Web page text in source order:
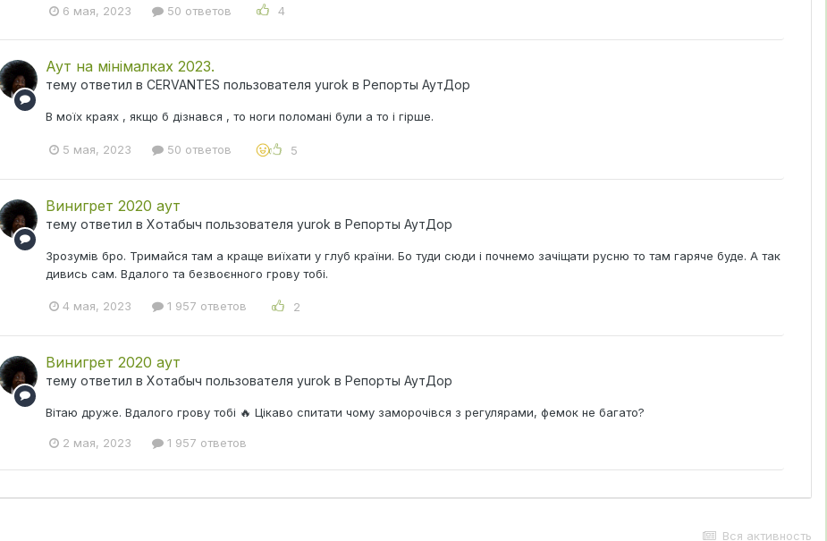
6 мая, 2023 50 ответов 4
Аут на мінімалках 2023.
тему ответил в CERVANTES пользователя yurok в Репорты АутДор
В моїх краях , якщо б дізнався , то ноги поломані були а то і гірше.
5 мая, 2023 50 ответов 5
Винигрет 2020 аут
тему ответил в Хотабыч пользователя yurok в Репорты АутДор
Зрозумів бро. Тримайся там а краще виїхати у глуб країни. Бо туди сюди і почнемо зачіщати русню то там гаряче буде. А так
дивись сам. Вдалого та безвоєнного грову тобі.
4 мая, 2023 1 957 ответов 2
Винигрет 2020 аут
тему ответил в Хотабыч пользователя yurok в Репорты АутДор
Вітаю друже. Вдалого грову тобі 🔥 Цікаво спитати чому заморочівся з регулярами, фемок не багато?
2 мая, 2023 1 957 ответов
Вся активность